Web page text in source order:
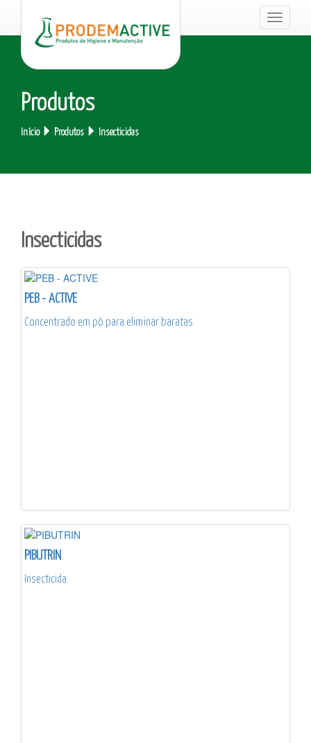
Toggle
Produtos
Início Produtos Insecticidas
Insecticidas
PEB - ACTIVE
Concentrado em pó para eliminar baratas
PIBUTRIN
Insecticida